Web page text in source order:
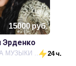
15000руб.
Эрденко
КОРОЛЕВА МУЗЫКИ РУССКИХ ЦЫГАН 24 ч.